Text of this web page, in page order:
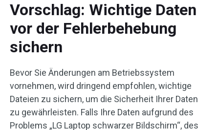
Vorschlag: Wichtige Daten
vor der Fehlerbehebung
sichern
Bevor Sie Änderungen am Betriebssystem
vornehmen, wird dringend empfohlen, wichtige
Dateien zu sichern, um die Sicherheit Ihrer Daten
zu gewährleisten. Falls Ihre Daten aufgrund des
Problems „LG Laptop schwarzer Bildschirm“, des